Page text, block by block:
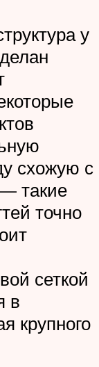
у
схожую с
такие
точно
сеткой
в
крупного